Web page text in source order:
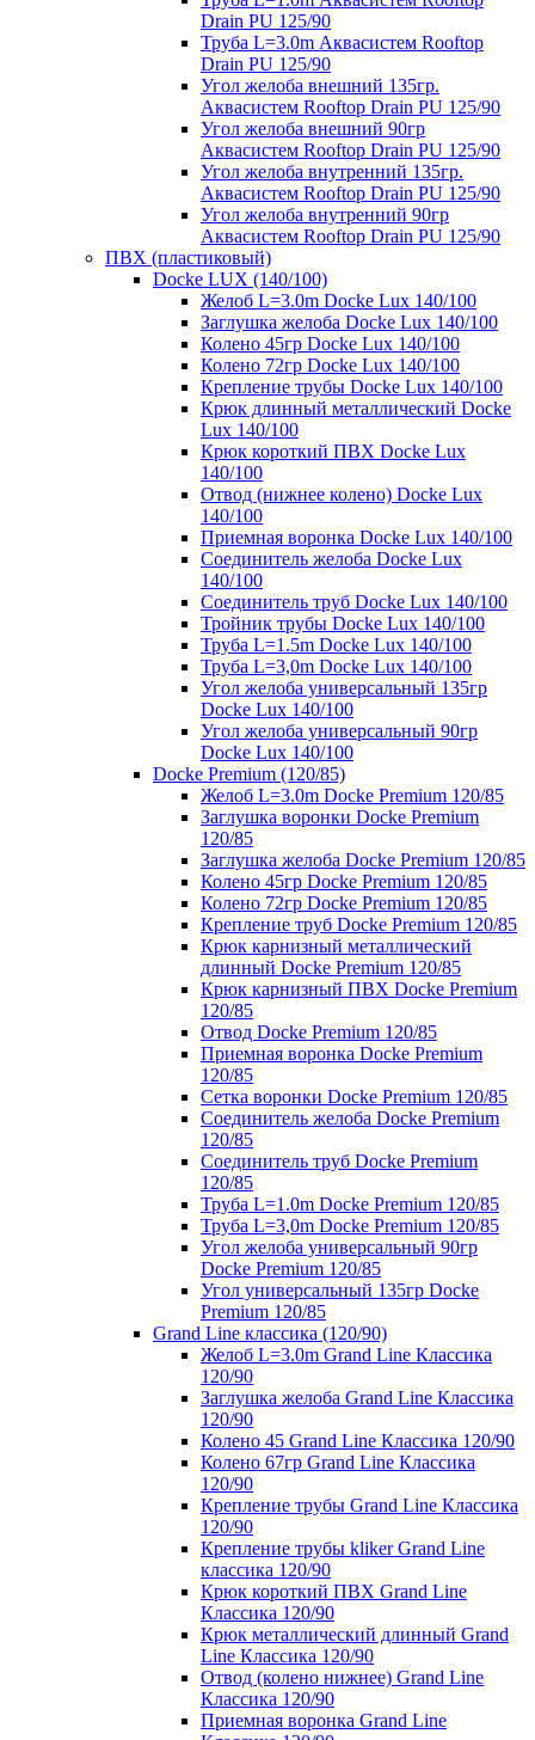
Drain PU 125/90
Труба L=3.0m Аквасистем Rooftop
Drain PU 125/90
Угол желоба внешний 135гр.
Аквасистем Rooftop Drain PU 125/90
Угол желоба внешний 90гр
Аквасистем Rooftop Drain PU 125/90
Угол желоба внутренний 135гр.
Аквасистем Rooftop Drain PU 125/90
Угол желоба внутренний 90гр
Аквасистем Rooftop Drain PU 125/90
ПВХ (пластиковый)
Docke LUX (140/100)
Желоб L=3.0m Docke Lux 140/100
Заглушка желоба Docke Lux 140/100
Колено 45гр Docke Lux 140/100
Колено 72гр Docke Lux 140/100
Крепление трубы Docke Lux 140/100
Крюк длинный металлический Docke
Lux 140/100
Крюк короткий ПВХ Docke Lux
140/100
Отвод (нижнее колено) Docke Lux
140/100
Приемная воронка Docke Lux 140/100
Соединитель желоба Docke Lux
140/100
Соединитель труб Docke Lux 140/100
Тройник трубы Docke Lux 140/100
Труба L=1.5m Docke Lux 140/100
Труба L=3,0m Docke Lux 140/100
Угол желоба универсальный 135гр
Docke Lux 140/100
Угол желоба универсальный 90гр
Docke Lux 140/100
Docke Premium (120/85)
Желоб L=3.0m Docke Premium 120/85
Заглушка воронки Docke Premium
120/85
Заглушка желоба Docke Premium 120/85
Колено 45гр Docke Premium 120/85
Колено 72гр Docke Premium 120/85
Крепление труб Docke Premium 120/85
Крюк карнизный металлический
длинный Docke Premium 120/85
Крюк карнизный ПВХ Docke Premium
120/85
Отвод Docke Premium 120/85
Приемная воронка Docke Premium
120/85
Сетка воронки Docke Premium 120/85
Соединитель желоба Docke Premium
120/85
Соединитель труб Docke Premium
120/85
Труба L=1.0m Docke Premium 120/85
Труба L=3,0m Docke Premium 120/85
Угол желоба универсальный 90гр
Docke Premium 120/85
Угол универсальный 135гр Docke
Premium 120/85
Grand Line классика (120/90)
Желоб L=3.0m Grand Line Классика
120/90
Заглушка желоба Grand Line Классика
120/90
Колено 45 Grand Line Классика 120/90
Колено 67гр Grand Line Классика
120/90
Крепление трубы Grand Line Классика
120/90
Крепление трубы kliker Grand Line
классика 120/90
Крюк короткий ПВХ Grand Line
Классика 120/90
Крюк металлический длинный Grand
Line Классика 120/90
Отвод (колено нижнее) Grand Line
Классика 120/90
Приемная воронка Grand Line